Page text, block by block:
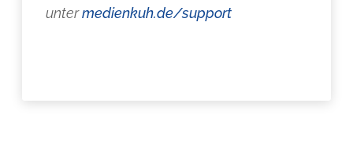
untermedienkuh.de/support